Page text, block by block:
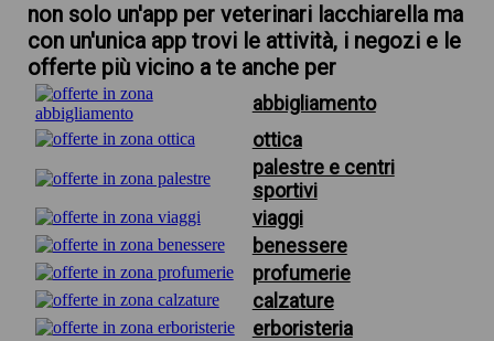
non solo un'app per veterinari lacchiarella ma
con un'unica app trovi le attività, i negozi e le
offerte più vicino a te anche per
abbigliamento
ottica
palestre e centri
sportivi
viaggi
benessere
profumerie
calzature
erboristeria